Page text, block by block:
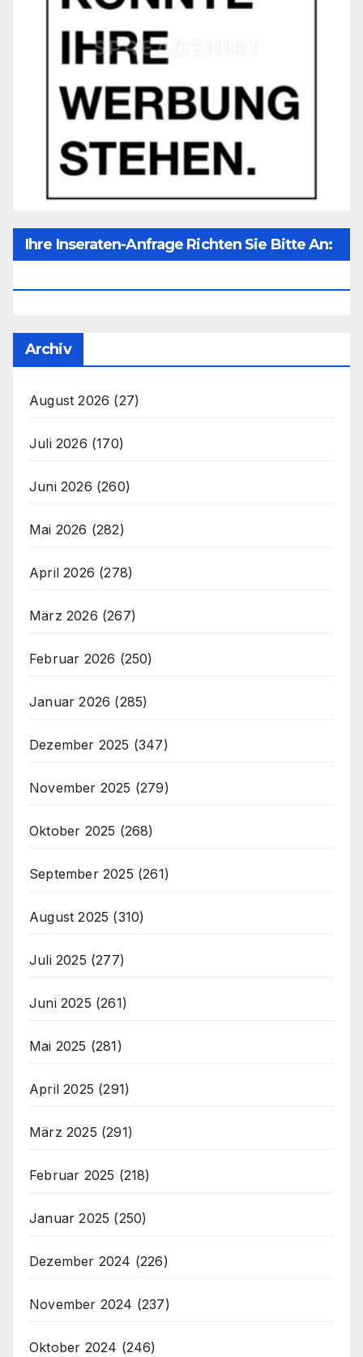
Ihre Inseraten-Anfrage Richten Sie Bitte An:
Archiv
August 2026 (27)
Juli 2026 (170)
Juni 2026 (260)
Mai 2026 (282)
April 2026 (278)
März 2026 (267)
Februar 2026 (250)
Januar 2026 (285)
Dezember 2025 (347)
November 2025 (279)
Oktober 2025 (268)
September 2025 (261)
August 2025 (310)
Juli 2025 (277)
Juni 2025 (261)
Mai 2025 (281)
April 2025 (291)
März 2025 (291)
Februar 2025 (218)
Januar 2025 (250)
Dezember 2024 (226)
November 2024 (237)
Oktober 2024 (246)